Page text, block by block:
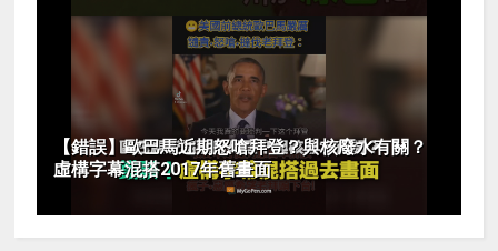
【錯誤】歐巴馬近期怒嗆拜登？與核廢水有關？
虛構字幕混搭2017年舊畫面